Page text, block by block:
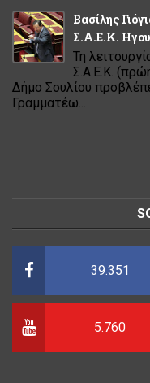
Βασίλης
Σ.Α.Ε.Κ.
Τη
Σ.Α.Ε.Κ.
Δήμο Σουλίου
Γραμματέω...
39.351
5.760